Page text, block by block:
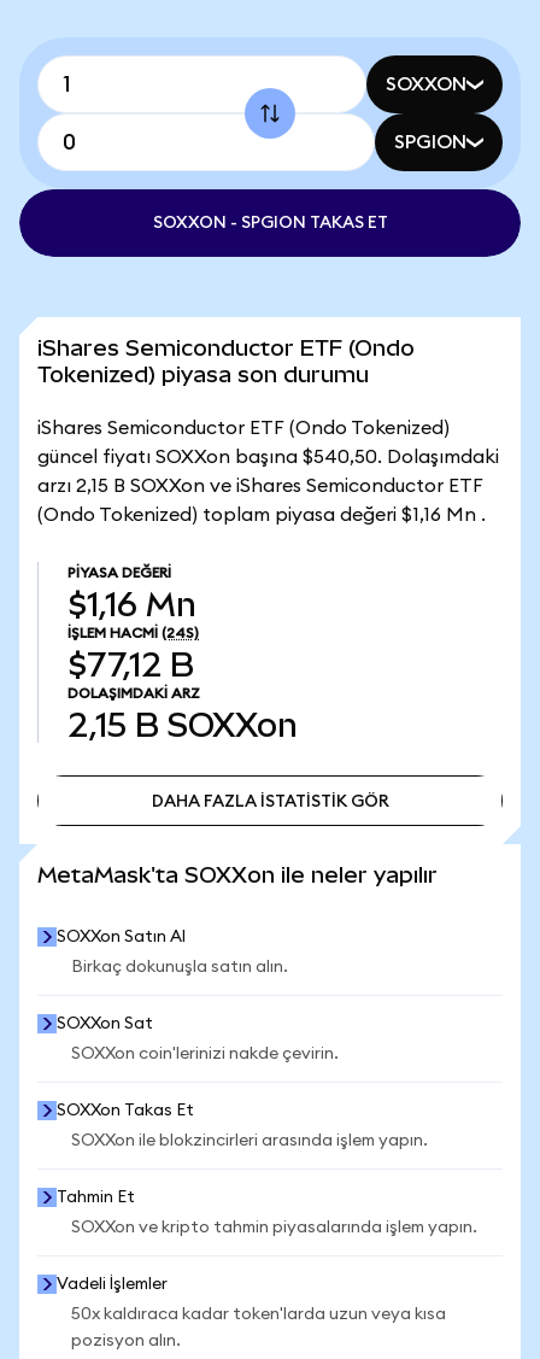
SOXXON
SPGION
SOXXON - SPGION TAKAS ET
iShares Semiconductor ETF (Ondo
Tokenized) piyasa son durumu
iShares Semiconductor ETF (Ondo Tokenized)
güncel fiyatı SOXXon başına $540,50. Dolaşımdaki
arzı 2,15 B SOXXon ve iShares Semiconductor ETF
(Ondo Tokenized) toplam piyasa değeri $1,16 Mn .
PIYASA DEĞERI
$1,16 Mn
İŞLEM HACMI (24S)
$77,12 B
DOLAŞIMDAKI ARZ
2,15 B SOXXon
DAHA FAZLA İSTATİSTİK GÖR
MetaMask'ta SOXXon ile neler yapılır
SOXXon Satın Al
Birkaç dokunuşla satın alın.
SOXXon Sat
SOXXon coin'lerinizi nakde çevirin.
SOXXon Takas Et
SOXXon ile blokzincirleri arasında işlem yapın.
Tahmin Et
SOXXon ve kripto tahmin piyasalarında işlem yapın.
Vadeli İşlemler
50x kaldıraca kadar token'larda uzun veya kısa
pozisyon alın.